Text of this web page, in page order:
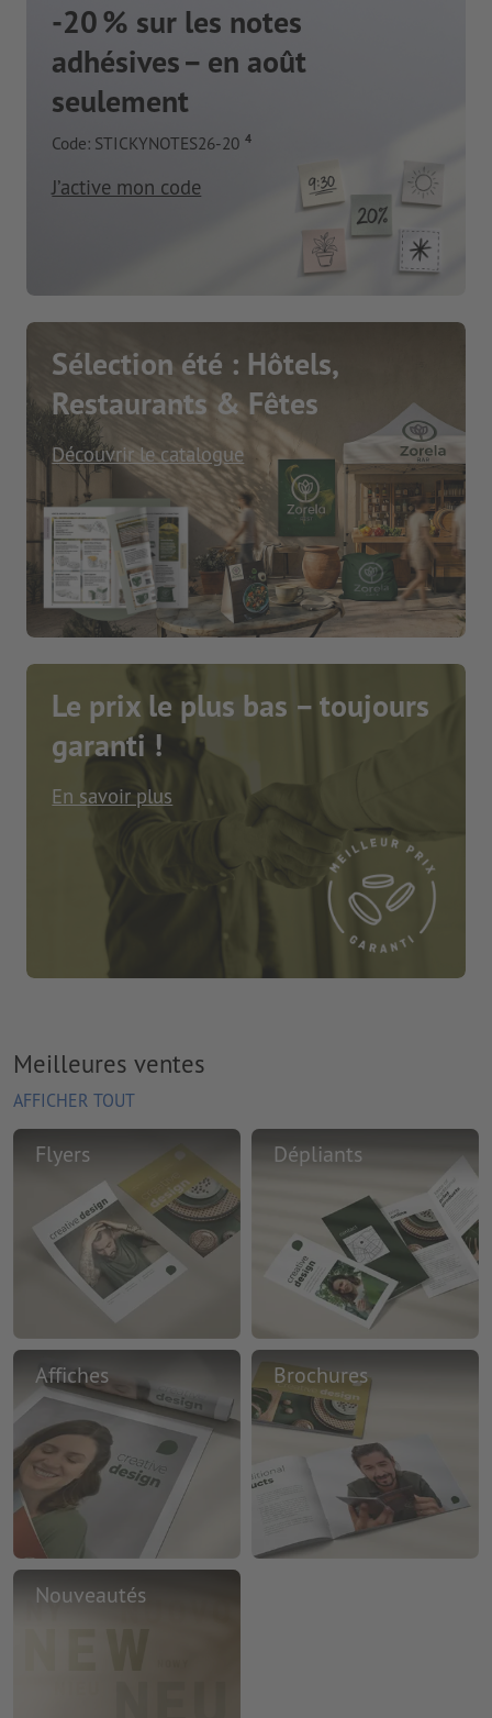
-20 % sur les notes
adhésives – en août
seulement
Code: STICKYNOTES26-20 4
J’active mon code
Sélection été : Hôtels,
Restaurants & Fêtes
Découvrir le catalogue
Le prix le plus bas – toujours
garanti !
En savoir plus
Meilleures ventes
AFFICHER TOUT
Flyers Dépliants
Affiches Brochures
Nouveautés